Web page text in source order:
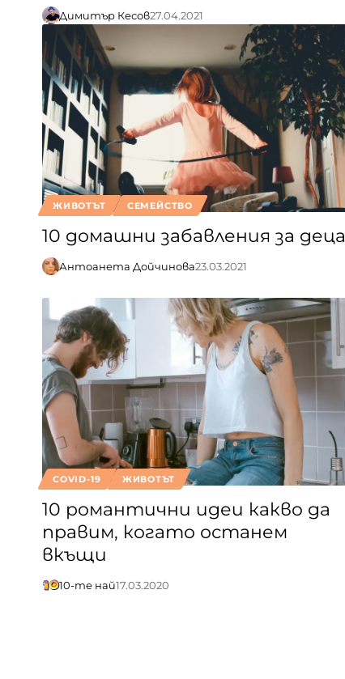
Димитър Кесов27.04.2021
ЖИВОТЪТ СЕМЕЙСТВО
10 домашни забавления за деца
Антоанета Дойчинова23.03.2021
COVID-19 ЖИВОТЪТ
10 романтични идеи какво да
правим, когато останем
вкъщи
10-те най17.03.2020